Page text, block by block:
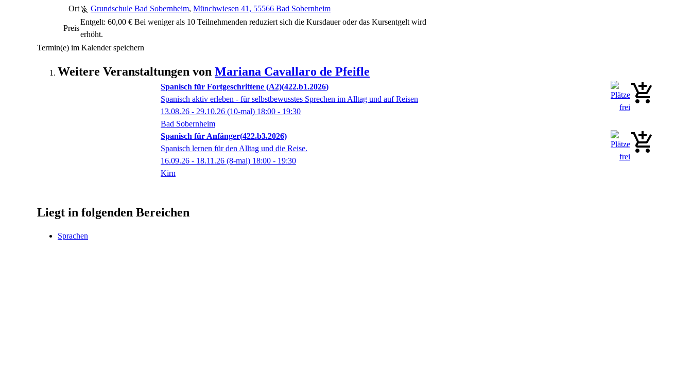
Ort
Grundschule Bad Sobernheim, Münchwiesen 41, 55566 Bad Sobernheim
Preis
Entgelt: 60,00 € Bei weniger als 10 Teilnehmenden reduziert sich die Kursdauer oder das Kursentgelt wird
erhöht.
Termin(e) im Kalender speichern
Weitere Veranstaltungen von Mariana Cavallaro de Pfeifle
Spanisch für Fortgeschrittene (A2) 422.b1.2026
Spanisch aktiv erleben - für selbstbewusstes Sprechen im Alltag und auf Reisen
13.08.26 - 29.10.26 (10-mal) 18:00 - 19:30
Bad Sobernheim
Spanisch für Anfänger 422.b3.2026
Spanisch lernen für den Alltag und die Reise.
16.09.26 - 18.11.26 (8-mal) 18:00 - 19:30
Kirn
Liegt in folgenden Bereichen
Sprachen